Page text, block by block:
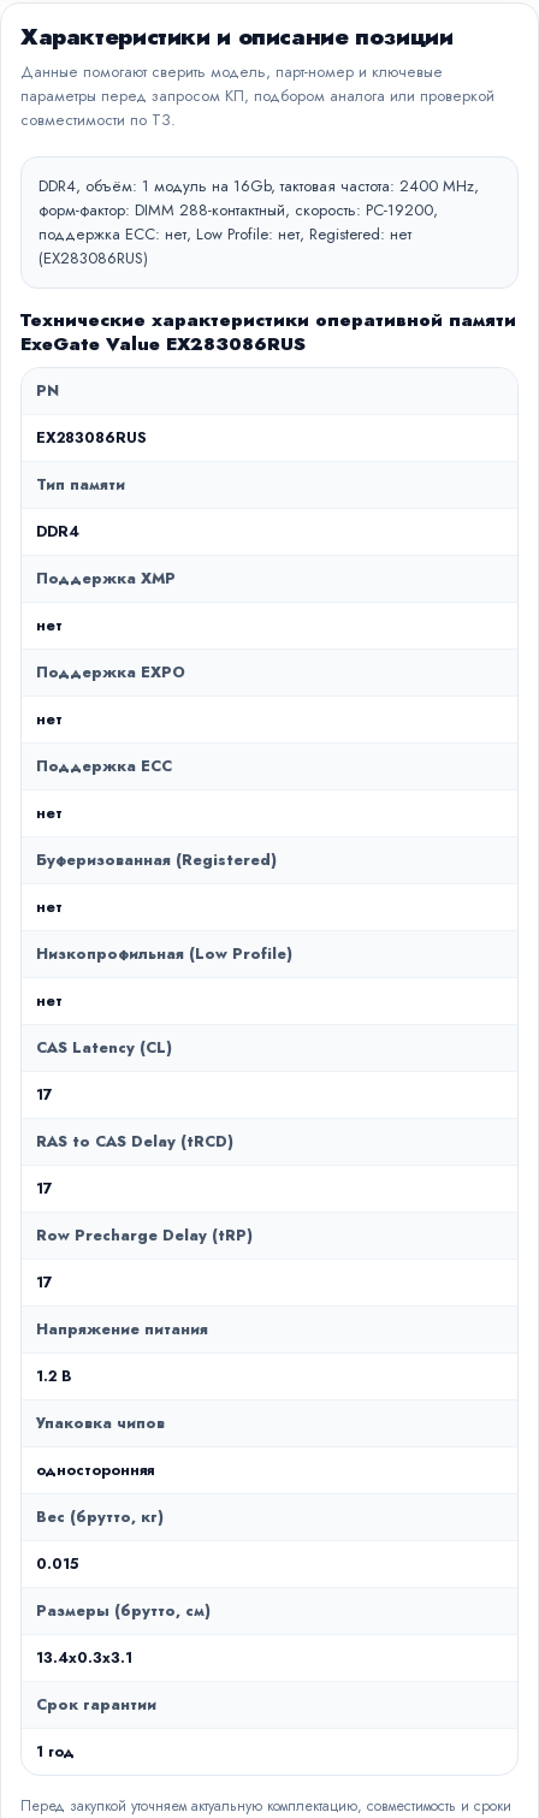
Характеристики и описание позиции
Данные помогают сверить модель, парт-номер и ключевые
параметры перед запросом КП, подбором аналога или проверкой
совместимости по ТЗ.
DDR4, объём: 1 модуль на 16Gb, тактовая частота: 2400 MHz,
форм-фактор: DIMM 288-контактный, скорость: PC-19200,
поддержка ECC: нет, Low Profile: нет, Registered: нет
(EX283086RUS)
Технические характеристики оперативной памяти
ExeGate Value EX283086RUS
PN
EX283086RUS
Тип памяти
DDR4
Поддержка XMP
нет
Поддержка EXPO
нет
Поддержка ECC
нет
Буферизованная (Registered)
нет
Низкопрофильная (Low Profile)
нет
CAS Latency (CL)
17
RAS to CAS Delay (tRCD)
17
Row Precharge Delay (tRP)
17
Напряжение питания
1.2 В
Упаковка чипов
односторонняя
Вес (брутто, кг)
0.015
Размеры (брутто, см)
13.4x0.3x3.1
Срок гарантии
1 год
Перед закупкой уточняем актуальную комплектацию, совместимость и сроки